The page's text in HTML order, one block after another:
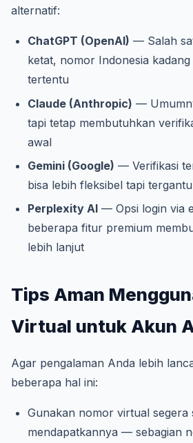
alternatif:
ChatGPT (OpenAI) — Salah
ketat, nomor Indonesia
tertentu
Claude (Anthropic) —
tapi tetap membutuhkan
awal
Gemini (Google) — Verifikasi
bisa lebih fleksibel tapi
Perplexity AI — Opsi login via
beberapa fitur premium
lebih lanjut
Tips Aman
Virtual untuk Akun
Agar pengalaman Anda lebih
beberapa hal ini:
Gunakan nomor virtual segera
mendapatkannya — sebagian